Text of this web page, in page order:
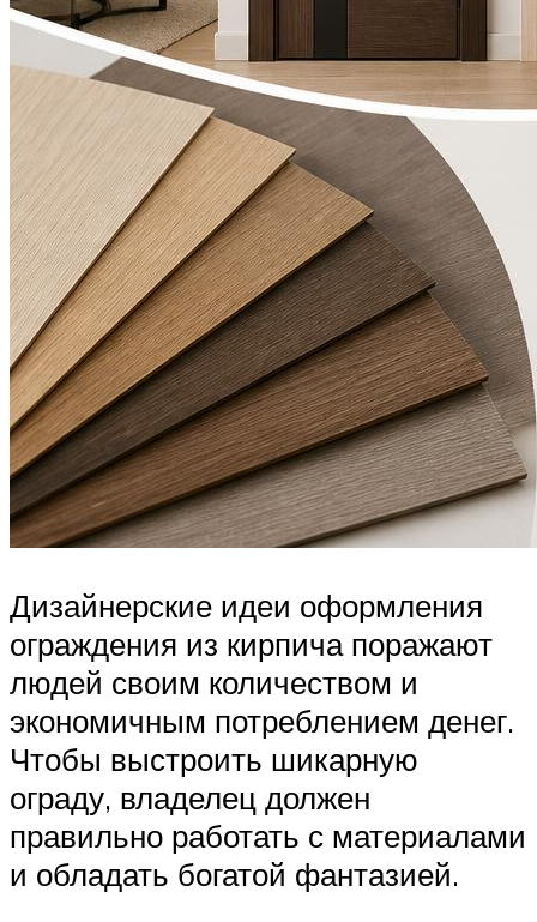
Дизайнерские идеи оформления
ограждения из кирпича поражают
людей своим количеством и
экономичным потреблением денег.
Чтобы выстроить шикарную
ограду, владелец должен
правильно работать с материалами
и обладать богатой фантазией.